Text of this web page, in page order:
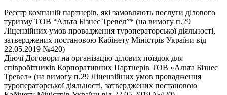
Реєстр компаній партнерів, які замовляють послуги ділового
туризму ТОВ “Альта Бізнес Тревел”* (на вимогу п.29
Ліцензійних умов провадження туроператорської діяльності,
затверджених постановою Кабінету Міністрів України від
22.05.2019 №420)
Діючі Договори на організацію ділових поїздок для
співробітників Корпоративних Партнерів ТОВ «Альта Бізнес
Тревел» (на вимогу п.29 Ліцензійних умов провадження
туроператорської діяльності, затверджених постановою